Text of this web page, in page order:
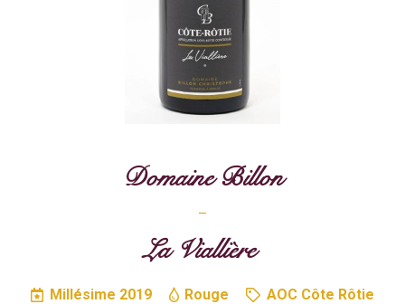
Domaine Billon
–
La Viallière
Millésime 2019 Rouge AOC Côte Rôtie